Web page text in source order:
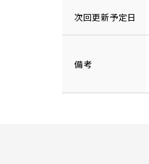
次回更新予定日
備考